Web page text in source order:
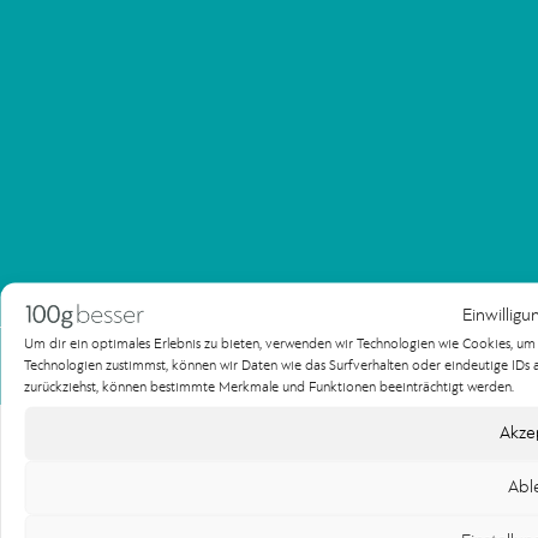
Um dir ein optimales Erlebnis zu bieten, verwenden wir Technologien wie Cookies,
Technologien zustimmst, können wir Daten wie das Surfverhalten oder eindeutige
zurückziehst, können bestimmte Merkmale und Funktionen beeinträchtigt werden.
Copyright 100gbesser Werbeagentur
Datenschutzerklärung
Impressum